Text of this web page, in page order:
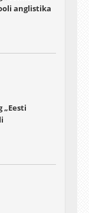
anglistika